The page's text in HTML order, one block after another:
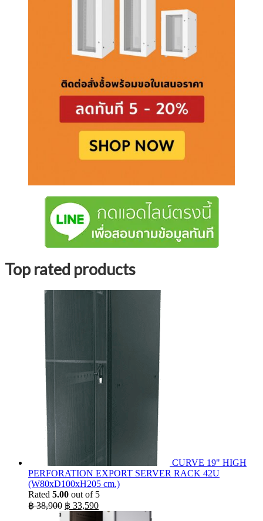
Top rated products
CURVE 19" HIGH
PERFORATION EXPORT SERVER RACK 42U
(W80xD100xH205 cm.)
Rated 5.00 out of 5
฿38,900 Original
price
฿ 33,590Current
price